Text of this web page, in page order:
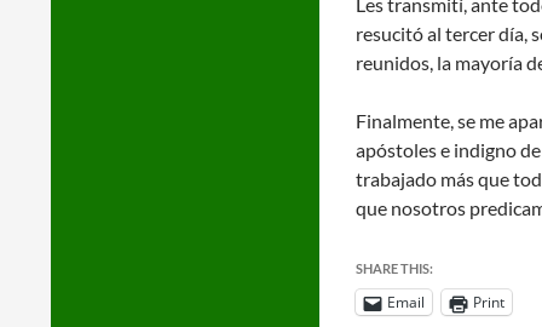
resucitó al tercer día,
reunidos, la mayoría
Finalmente, se me
apóstoles e indigno
trabajado más que
que nosotros
SHARE THIS:
Email Print